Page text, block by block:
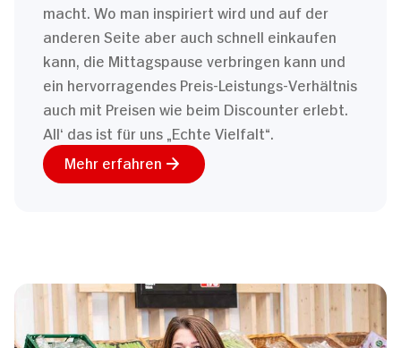
macht. Wo man inspiriert wird und auf der
anderen Seite aber auch schnell einkaufen
kann, die Mittagspause verbringen kann und
ein hervorragendes Preis-Leistungs-Verhältnis
auch mit Preisen wie beim Discounter erlebt.
All‘ das ist für uns „Echte Vielfalt“.
Mehr erfahren